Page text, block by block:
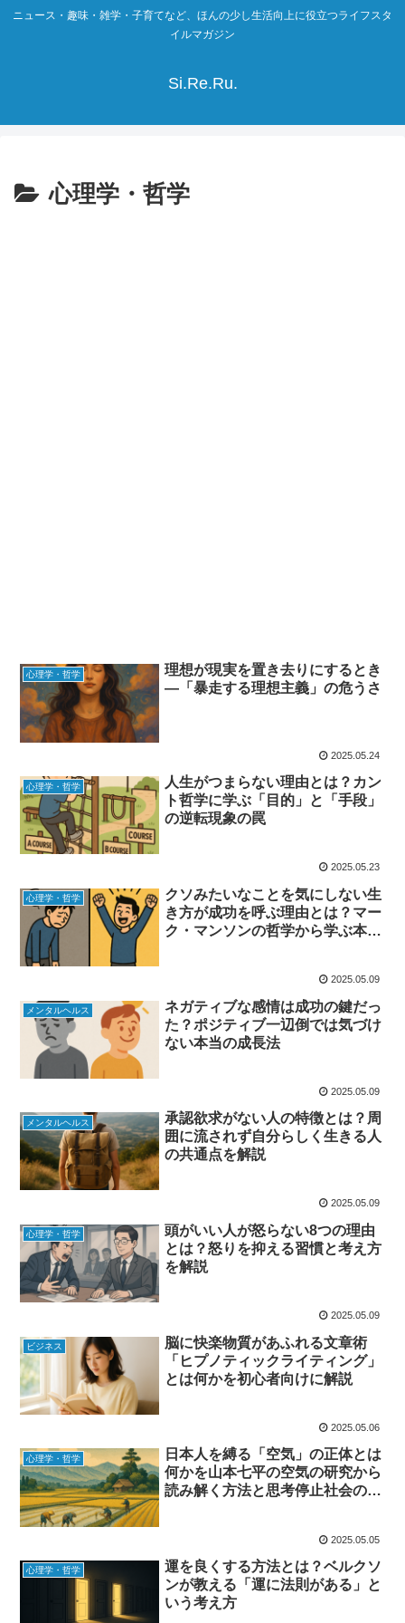
ニュース・趣味・雑学・子育てなど、ほんの少し生活向上に役立つライフスタ
イルマガジン
Si.Re.Ru.
心理学・哲学
心理学・哲学
理想が現実を置き去りにするとき
―「暴走する理想主義」の危うさ
2025.05.24
心理学・哲学
人生がつまらない理由とは？カン
ト哲学に学ぶ「目的」と「手段」
の逆転現象の罠
2025.05.23
心理学・哲学
クソみたいなことを気にしない生
き方が成功を呼ぶ理由とは？マー
ク・マンソンの哲学から学ぶ本当
2025.05.09
メンタルヘルス
ネガティブな感情は成功の鍵だっ
た？ポジティブ一辺倒では気づけ
ない本当の成長法
2025.05.09
メンタルヘルス
承認欲求がない人の特徴とは？周
囲に流されず自分らしく生きる人
の共通点を解説
2025.05.09
心理学・哲学
頭がいい人が怒らない8つの理由
とは？怒りを抑える習慣と考え方
を解説
2025.05.09
ビジネス
脳に快楽物質があふれる文章術
「ヒプノティックライティング」
とは何かを初心者向けに解説
2025.05.06
心理学・哲学
日本人を縛る「空気」の正体とは
何かを山本七平の空気の研究から
読み解く方法と思考停止社会の本
2025.05.05
心理学・哲学
運を良くする方法とは？ベルクソ
ンが教える「運に法則がある」と
いう考え方